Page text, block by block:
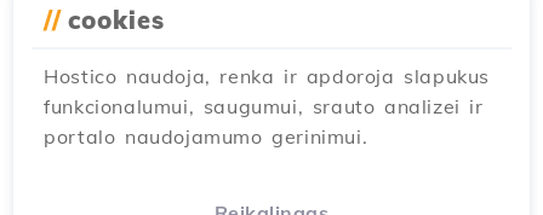
60_en.png" alt="Web Hosting & Cloud VPS
// cookies
Hostico naudoja, renka ir apdoroja slapukus
funkcionalumui, saugumui, srauto analizei ir
portalo naudojamumo gerinimui.